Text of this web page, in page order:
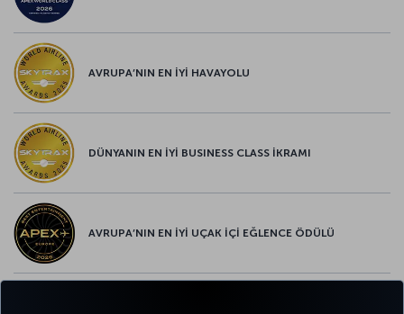
AVRUPA’NIN EN İYİ HAVAYOLU
DÜNYANIN EN İYİ BUSINESS CLASS İKRAMI
AVRUPA’NIN EN İYİ UÇAK İÇİ EĞLENCE ÖDÜLÜ